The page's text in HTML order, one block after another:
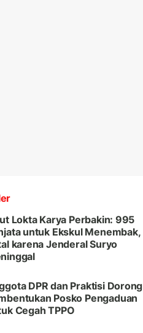
Lokta Karya Perbakin: 995
untuk Ekskul Menembak,
karena Jenderal Suryo
DPR dan Praktisi Dorong
Posko Pengaduan
Cegah TPPO